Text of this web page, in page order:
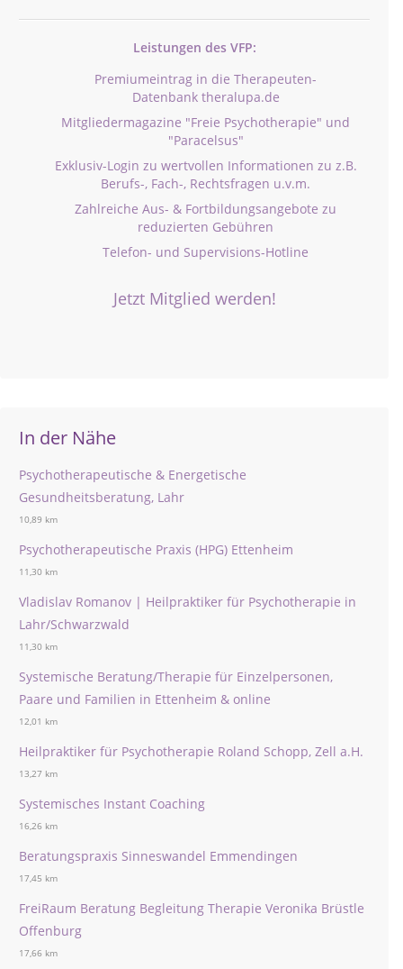
Leistungen des VFP:
Premiumeintrag in die Therapeuten-
Datenbank theralupa.de
Mitgliedermagazine "Freie Psychotherapie" und
"Paracelsus"
Exklusiv-Login zu wertvollen Informationen zu z.B.
Berufs-, Fach-, Rechtsfragen u.v.m.
Zahlreiche Aus- & Fortbildungsangebote zu
reduzierten Gebühren
Telefon- und Supervisions-Hotline
Jetzt Mitglied werden!
In der Nähe
Psychotherapeutische & Energetische
Gesundheitsberatung, Lahr
10,89 km
Psychotherapeutische Praxis (HPG) Ettenheim
11,30 km
Vladislav Romanov | Heilpraktiker für Psychotherapie in
Lahr/Schwarzwald
11,30 km
Systemische Beratung/Therapie für Einzelpersonen,
Paare und Familien in Ettenheim & online
12,01 km
Heilpraktiker für Psychotherapie Roland Schopp, Zell a.H.
13,27 km
Systemisches Instant Coaching
16,26 km
Beratungspraxis Sinneswandel Emmendingen
17,45 km
FreiRaum Beratung Begleitung Therapie Veronika Brüstle
Offenburg
17,66 km